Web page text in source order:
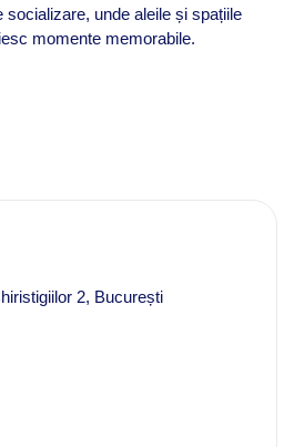
socializare, unde aleile și spațiile
momente memorabile.
2, București